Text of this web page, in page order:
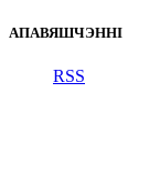
АПАВЯШЧЭННІ
RSS